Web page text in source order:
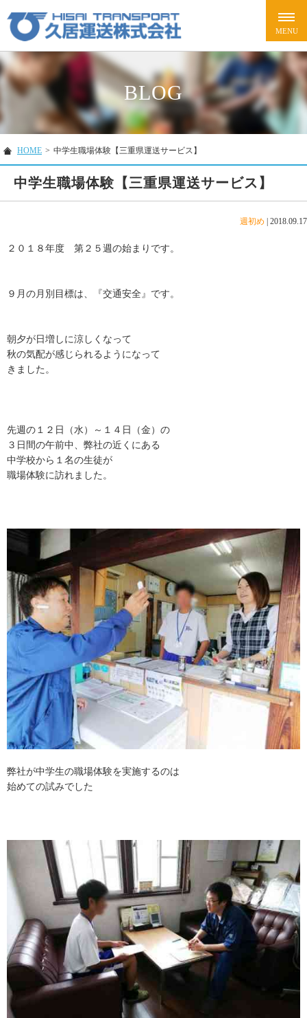
BLOG
HOME > 中学生職場体験【三重県運送サービス】
中学生職場体験【三重県運送サービス】
週初め 2018.09.17
２０１８年度 第２５週の始まりです。
９月の月別目標は、『交通安全』です。
朝夕が日増しに涼しくなって
秋の気配が感じられるようになって
きました。
先週の１２日（水）～１４日（金）の
３日間の午前中、弊社の近くにある
中学校から１名の生徒が
職場体験に訪れました。
弊社が中学生の職場体験を実施するのは
始めての試みでした